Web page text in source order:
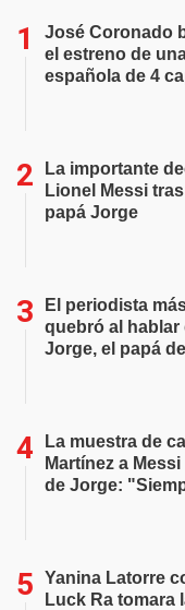
José Coronado
el estreno de
española de 4
La importante
Lionel Messi
papá Jorge
El periodista
quebró al hablar
Jorge, el papá
La muestra de
Martínez a
de Jorge:
Yanina Latorre
Luck Ra tomara